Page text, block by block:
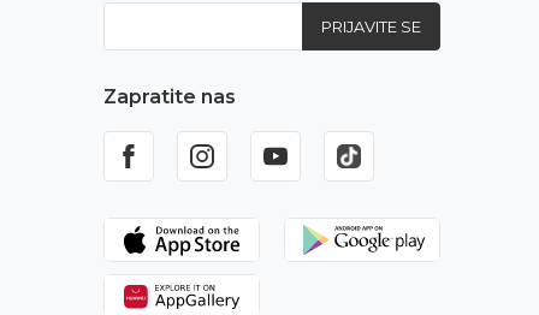
PRIJAVITE SE
Zapratite nas